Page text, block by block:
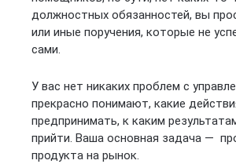
должностных обязанностей, вы
или иные поручения, которые не
сами.
У вас нет никаких проблем с
прекрасно понимают, какие
предпринимать, к каким
прийти. Ваша основная задача —
продукта на рынок.